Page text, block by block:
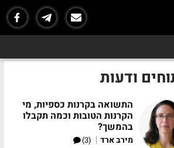
ודעות
התשואה בקרנות כספיות, מי
הקרנות הטובות וכמה תקבלו
בהמשך?
מירב ארד |
(3)